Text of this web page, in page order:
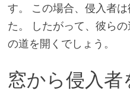
す。 この場合、侵入者
た。 したがって、彼ら
の道を開くでしょう。
窓から侵入